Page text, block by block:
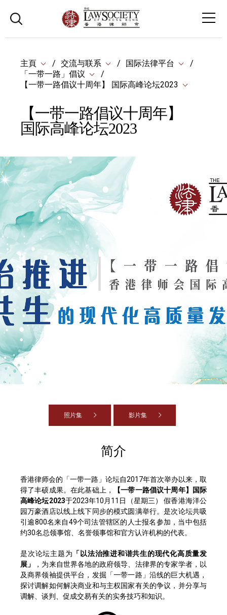
主頁 交流与联系
国际法律平台
「一带一路」倡议
【一带一路倡议十周年】 国际高峰论坛2023
【一带一路倡议十周年】
国际高峰论坛2023
照片集 影片集
简介
香港律师会的「一带一路」论坛自2017年首次举办以来，取
得了丰硕成果。在此基础上，
【一带一路倡议十周年】国际
高峰论坛2023于2023年10月11日（星期三） 假香港海洋公
园万豪酒店以线上线下同步的模式圆满举行。是次论坛共吸
引逾800名来自49个司法管辖区的人士报名参加，当中包括
约30名总领事馆、名誉领事馆和官方认许机构的代表。
是次论坛主题为 「以法治推进和谐共生的现代化高质量发
展」
，为来自世界各地的政府领导、法律界的专家学者，以
及商界领袖提供平台，发掘「一带一路」沿线的巨大机遇，
探讨调解如何解决商业和与主权国家有关的争议，并分享与
调解、谈判、促成交易有关的实务技巧和知识。